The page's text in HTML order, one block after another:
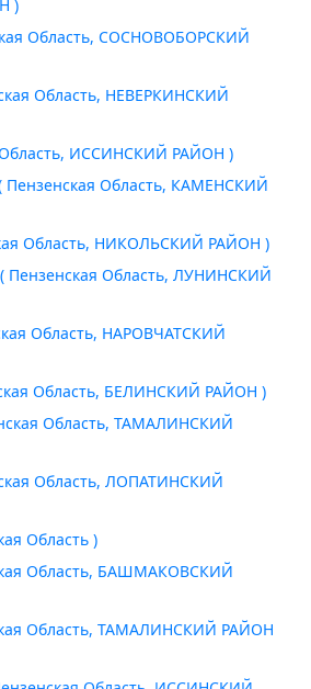
)
Область, СОСНОВОБОРСКИЙ
Область, НЕВЕРКИНСКИЙ
Область, ИССИНСКИЙ РАЙОН )
Пензенская Область, КАМЕНСКИЙ
Область, НИКОЛЬСКИЙ РАЙОН )
Пензенская Область, ЛУНИНСКИЙ
Область, НАРОВЧАТСКИЙ
Область, БЕЛИНСКИЙ РАЙОН )
Область, ТАМАЛИНСКИЙ
Область, ЛОПАТИНСКИЙ
Область )
Область, БАШМАКОВСКИЙ
Область, ТАМАЛИНСКИЙ РАЙОН